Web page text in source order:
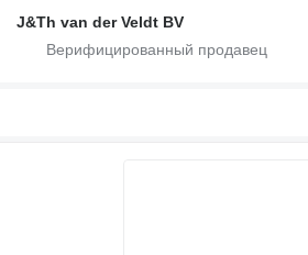
J&Th van der Veldt BV